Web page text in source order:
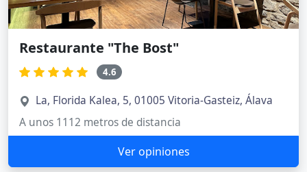
Restaurante "The Bost"
4.6
La, Florida Kalea, 5, 01005 Vitoria-Gasteiz, Álava
A unos 1112 metros de distancia
Ver opiniones